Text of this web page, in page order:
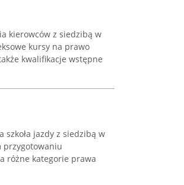
kierowców z siedzibą w
kursy na prawo
kwalifikacje wstępne
szkoła jazdy z siedzibą w
przygotowaniu
różne kategorie prawa